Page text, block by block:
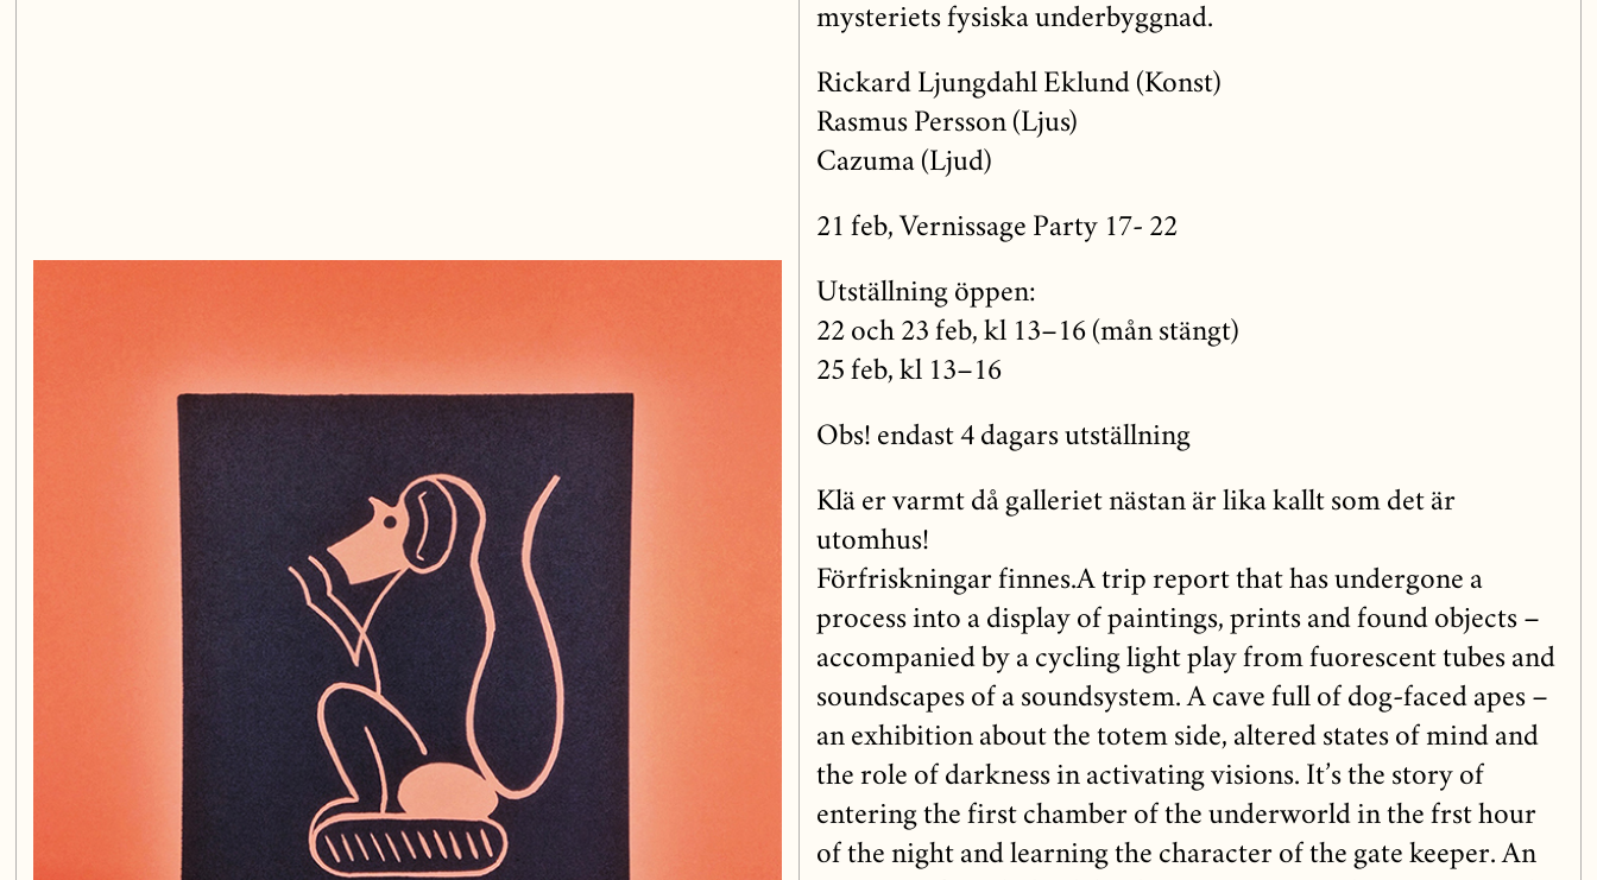
mysteriets fysiska underbyggnad.
Rickard Ljungdahl Eklund (Konst)
Rasmus Persson (Ljus)
Cazuma (Ljud)
21 feb, Vernissage Party 17- 22
Utställning öppen:
22 och 23 feb, kl 13–16 (mån stängt)
25 feb, kl 13–16
Obs! endast 4 dagars utställning
Klä er varmt då galleriet nästan är lika kallt som det är
utomhus!
Förfriskningar finnes.A trip report that has undergone a
process into a display of paintings, prints and found objects –
accompanied by a cycling light play from fuorescent tubes and
soundscapes of a soundsystem. A cave full of dog-faced apes –
an exhibition about the totem side, altered states of mind and
the role of darkness in activating visions. It’s the story of
entering the first chamber of the underworld in the frst hour
of the night and learning the character of the gate keeper. An